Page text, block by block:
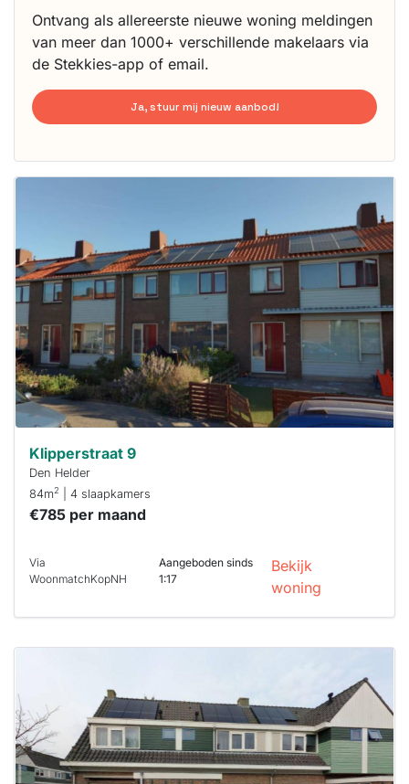
Ontvang als allereerste nieuwe woning meldingen
van meer dan 1000+ verschillende makelaars via
de Stekkies-app of email.
Ja, stuur mij nieuw aanbod!
al verhuurd
Om kans te
maken moet je
binnen 15
minuten
Stekkies helpt
je hierbij!
Klipperstraat 9
Den Helder
84m2 | 4 slaapkamers
€785 per maand
Via
WoonmatchKopNH
Aangeboden sinds
1:17
Bekijk
woning
waarschijnlijk
al verhuurd
Om kans te
maken moet je
binnen 15
minuten
reageren.